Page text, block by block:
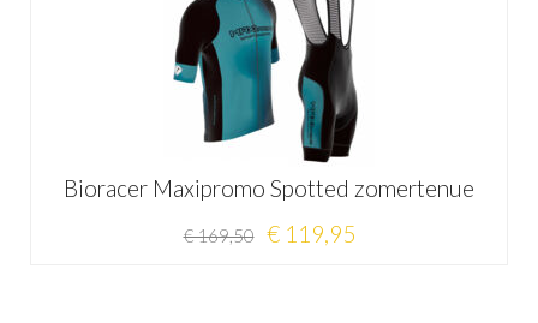
Bioracer Maxipromo Spotted zomertenue
€ 169,50 € 119,95